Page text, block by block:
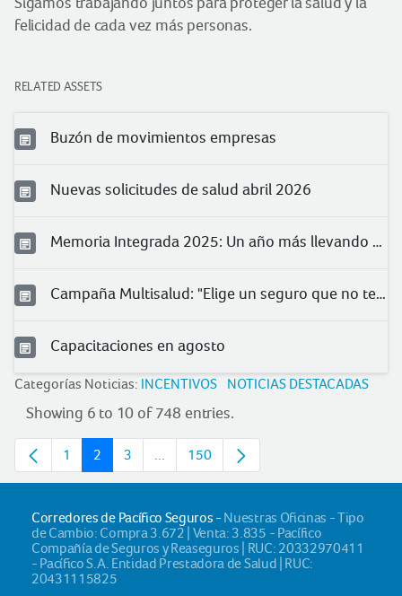
felicidad de cada vez más personas.
RELATED ASSETS
Buzón de movimientos empresas
Nuevas solicitudes de salud abril 2026
Memoria Integrada 2025: Un año más llevando protección a más peruanos
Campaña Multisalud: "Elige un seguro que no te quede chico"
Capacitaciones en agosto
Categorías Noticias: INCENTIVOS NOTICIAS DESTACADAS
Showing 6 to 10 of 748 entries.
Page
1 Page
2 Page
3 Intermediate pages
Page
150
Corredores de Pacífico Seguros - Nuestras Oficinas - Tipo
de Cambio: Compra 3.672 | Venta: 3.835 - Pacífico
Compañía de Seguros y Reaseguros | RUC: 20332970411
- Pacífico S.A. Entidad Prestadora de Salud | RUC:
20431115825